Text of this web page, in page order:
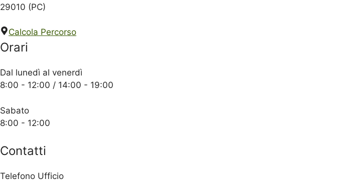
29010 (PC)
Calcola Percorso
Orari
Dal lunedì al venerdì
8:00 - 12:00 / 14:00 - 19:00
Sabato
8:00 - 12:00
Contatti
Telefono Ufficio